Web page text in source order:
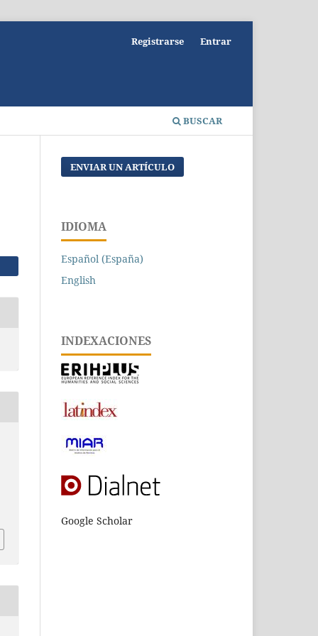
BUSCAR
Registrarse Entrar
ENVIAR UN ARTÍCULO
IDIOMA
Español (España)
English
INDEXACIONES
Google Scholar